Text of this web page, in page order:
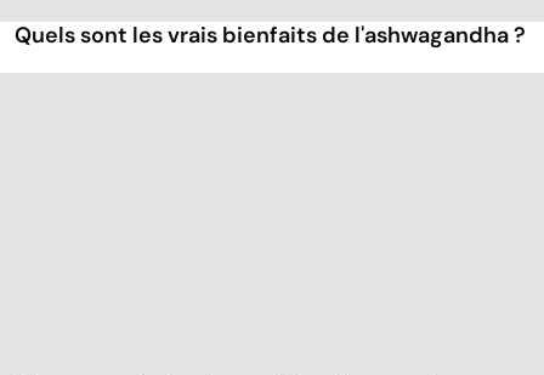
Quels sont les vrais bienfaits de l'ashwagandha ?